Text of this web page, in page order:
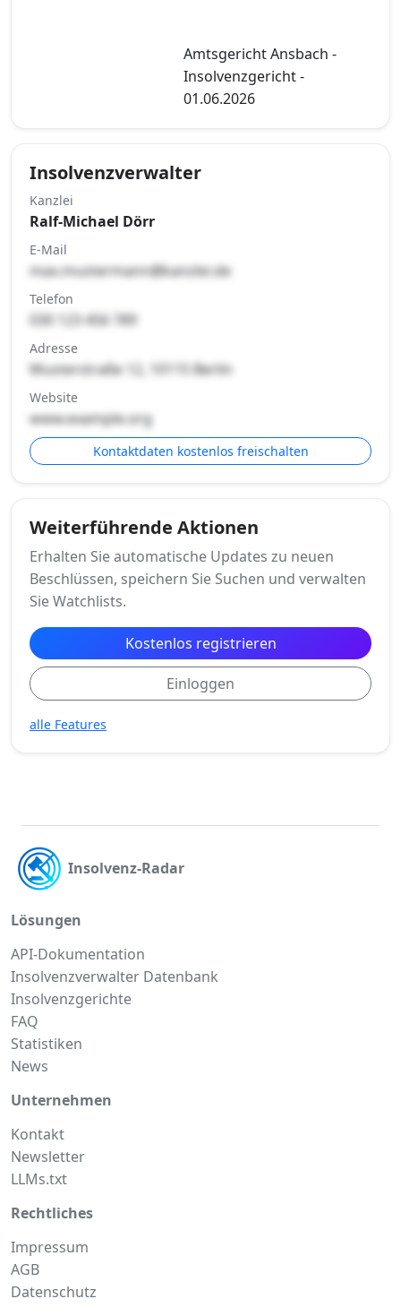
Amtsgericht Ansbach -
Insolvenzgericht -
01.06.2026
Insolvenzverwalter
Kanzlei
Ralf-Michael Dörr
E-Mail
max.mustermann@kanzlei.de
Telefon
030 123 456 789
Adresse
Musterstraße 12, 10115 Berlin
Website
www.example.org
Kontaktdaten kostenlos freischalten
Weiterführende Aktionen
Erhalten Sie automatische Updates zu neuen
Beschlüssen, speichern Sie Suchen und verwalten
Sie Watchlists.
Kostenlos registrieren
Einloggen
alle Features
Insolvenz-Radar
Lösungen
API-Dokumentation
Insolvenzverwalter Datenbank
Insolvenzgerichte
FAQ
Statistiken
News
Unternehmen
Kontakt
Newsletter
LLMs.txt
Rechtliches
Impressum
AGB
Datenschutz